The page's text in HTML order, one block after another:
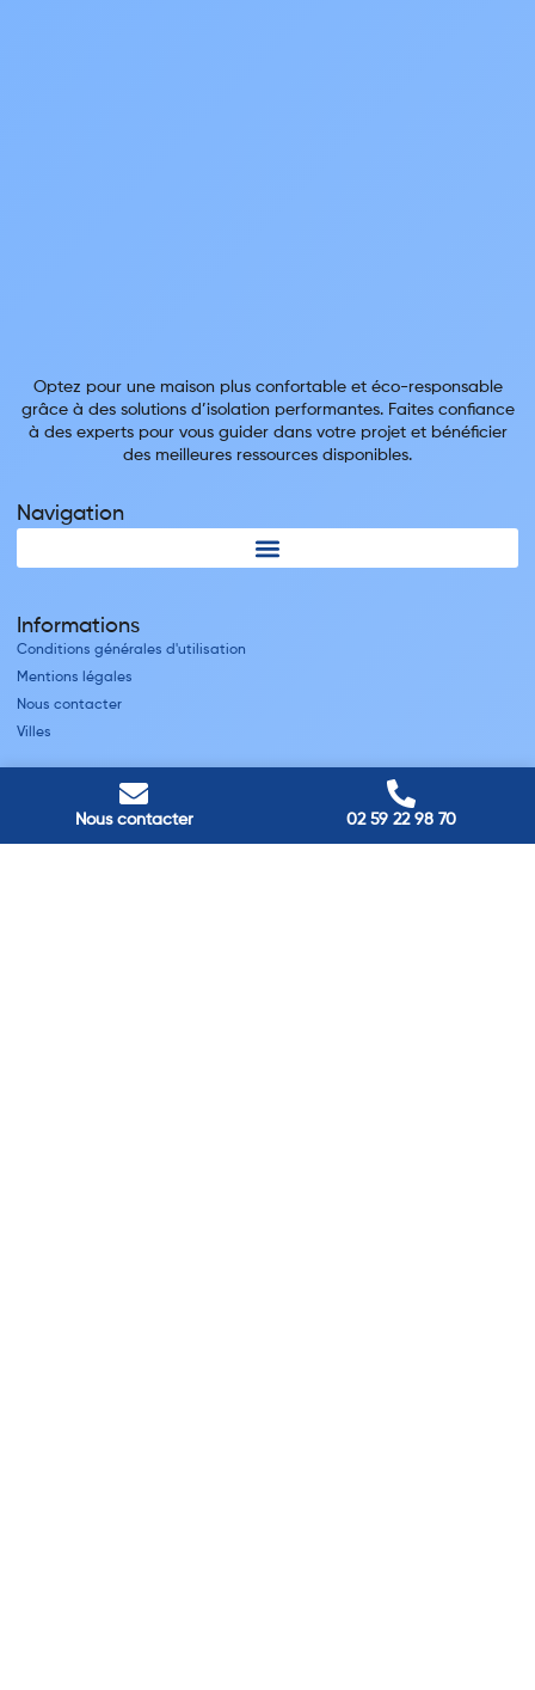
Nous contacter 02 59 22 98 70
Optez pour une maison plus confortable et éco-responsable
grâce à des solutions d’isolation performantes. Faites confiance
à des experts pour vous guider dans votre projet et bénéficier
des meilleures ressources disponibles.
Navigation
Informations
Conditions générales d'utilisation
Mentions légales
Nous contacter
Villes
Nos adresses
Louviers